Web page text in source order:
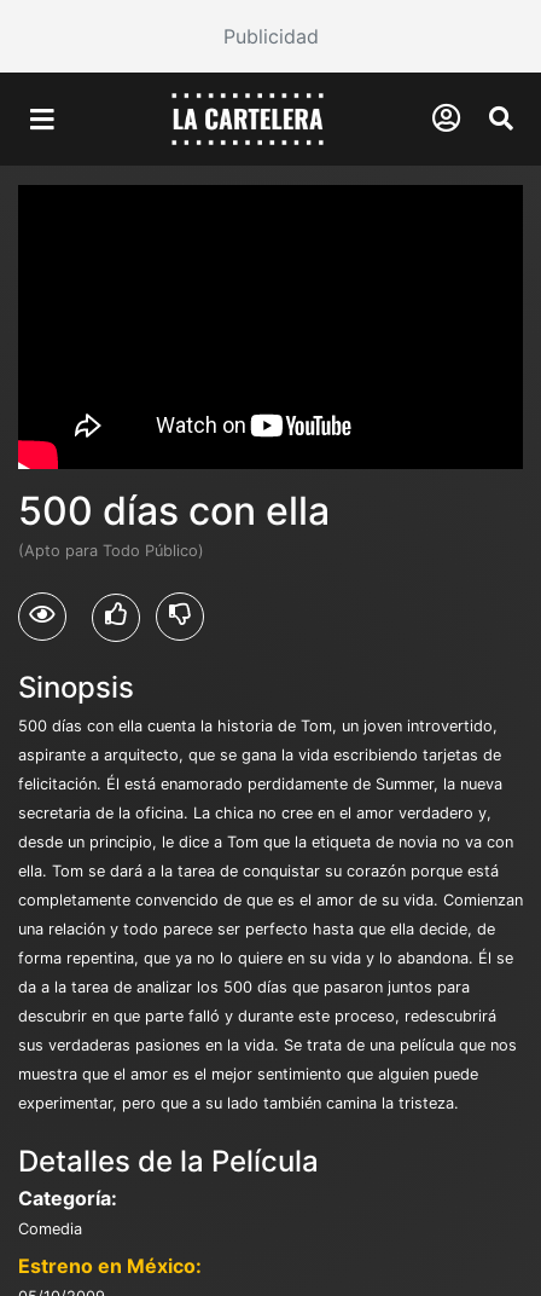
Publicidad
500 días con ella
(Apto para Todo Público)
Sinopsis
500 días con ella cuenta la historia de Tom, un joven introvertido,
aspirante a arquitecto, que se gana la vida escribiendo tarjetas de
felicitación. Él está enamorado perdidamente de Summer, la nueva
secretaria de la oficina. La chica no cree en el amor verdadero y,
desde un principio, le dice a Tom que la etiqueta de novia no va con
ella. Tom se dará a la tarea de conquistar su corazón porque está
completamente convencido de que es el amor de su vida. Comienzan
una relación y todo parece ser perfecto hasta que ella decide, de
forma repentina, que ya no lo quiere en su vida y lo abandona. Él se
da a la tarea de analizar los 500 días que pasaron juntos para
descubrir en que parte falló y durante este proceso, redescubrirá
sus verdaderas pasiones en la vida. Se trata de una película que nos
muestra que el amor es el mejor sentimiento que alguien puede
experimentar, pero que a su lado también camina la tristeza.
Detalles de la Película
Categoría:
Comedia
Estreno en México: